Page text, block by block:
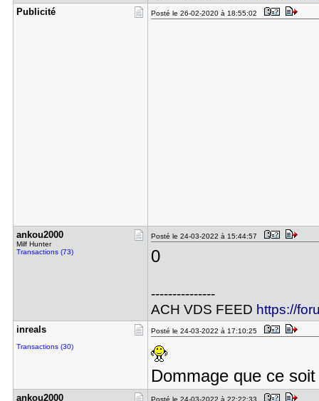
Publicité Posté le 26-02-2020 à 18:55:02
ankou2000
Milf Hunter
Transactions (73)
Posté le 24-03-2022 à 15:44:57
0
---------------
ACH VDS FEED https://
inreals
Transactions (30)
Posté le 24-03-2022 à 17:10:25
Dommage que ce
ankou2000 Posté le 24-03-2022 à 22:22:33